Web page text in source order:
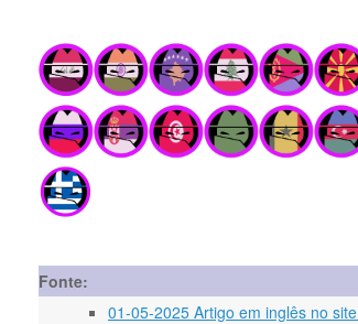
Fonte:
01-05-2025 Artigo em inglês no